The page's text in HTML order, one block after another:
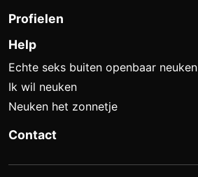
Profielen
Help
Echte seks buiten openbaar neuken
Ik wil neuken
Neuken het zonnetje
Contact